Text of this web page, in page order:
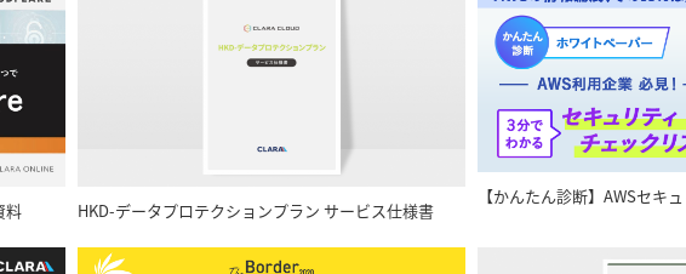
料 HKD-データプロテクションプラン サービス仕様書
【かんたん診断】AWSセキ